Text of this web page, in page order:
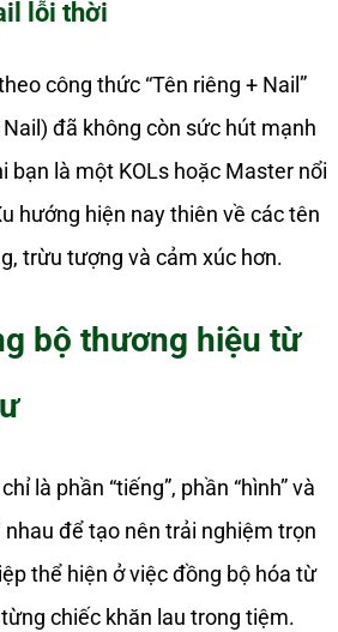
lỗi thời
công thức “Tên riêng + Nail”
đã không còn sức hút mạnh
bạn là một KOLs hoặc Master nổi
hướng hiện nay thiên về các tên
trừu tượng và cảm xúc hơn.
bộ thương hiệu từ
là phần “tiếng”, phần “hình” và
nhau để tạo nên trải nghiệm trọn
thể hiện ở việc đồng bộ hóa từ
chiếc khăn lau trong tiệm.